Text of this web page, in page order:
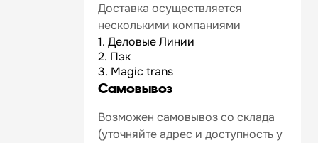
Доставка осуществляется
несколькими компаниями
1. Деловые Линии
2. Пэк
3. Magic trans
Самовывоз
Возможен самовывоз со склада
(уточняйте адрес и доступность у